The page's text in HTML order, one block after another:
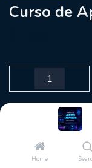
Home
Curso de
Agregar a la
Share :